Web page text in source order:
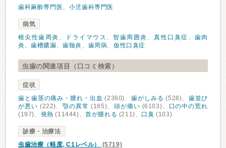
歯科麻酔専門医、 小児歯科専門医
病気
根尖性歯周炎 、 ドライマウス 、智歯周囲炎 、真性口臭症 、 歯肉
炎 、歯槽膿漏、歯髄炎 、 歯周病、仮性口臭症
虫歯の関連項目（口コミ検索）
症状
歯と歯茎の痛み・腫れ・出血 (2360)、歯がしみる (528)、 歯並び
が悪い (222)、顎の異常 (185)、 頭が痛い (6103)、
口の中の荒れ
(197)、 発熱 (11444)、首が腫れる (211)、 口臭 (103)
診療・治療法
虫歯治療（軽度, C1レベル）
(5719)